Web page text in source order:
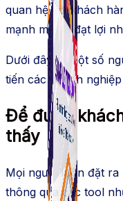
quan hệ vớikhách
mạnh mẽ và đạt lợi
Dưới đây là một số
tiến các doanh nghiệp
Để được
thấy
Mọi người luôn đặt
thông qua các tool